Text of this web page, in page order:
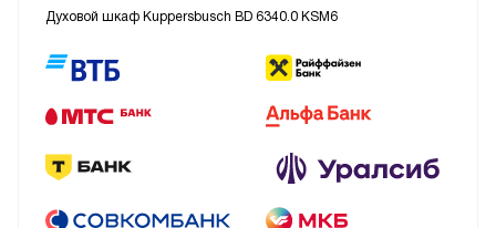
Духовой шкаф Kuppersbusch BD 6340.0 KSM6